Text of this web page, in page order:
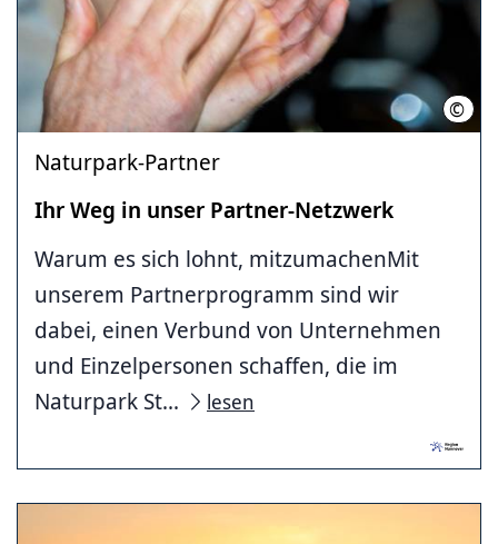
©
Naturpark-Partner
Ihr Weg in unser Partner-Netzwerk
Warum es sich lohnt, mitzumachenMit
unserem Partnerprogramm sind wir
dabei, einen Verbund von Unternehmen
und Einzelpersonen schaffen, die im
Naturpark St...
lesen